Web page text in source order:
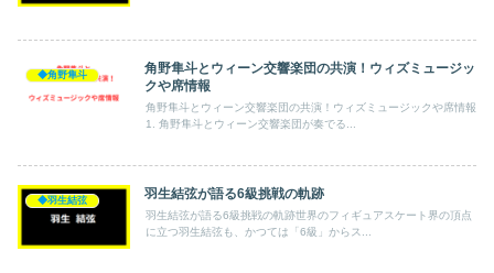
◆角野隼斗
角野隼斗とウィーン交響楽団の共演！ウィズミュージッ
クや席情報
角野隼斗とウィーン交響楽団の共演！ウィズミュージックや席情報
1. 角野隼斗とウィーン交響楽団が奏でる...
◆羽生結弦 羽生結弦が語る6級挑戦の軌跡
羽生結弦が語る6級挑戦の軌跡世界のフィギュアスケート界の頂点
に立つ羽生結弦も、かつては「6級」からス...